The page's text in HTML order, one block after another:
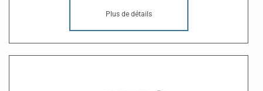
Plus de détails